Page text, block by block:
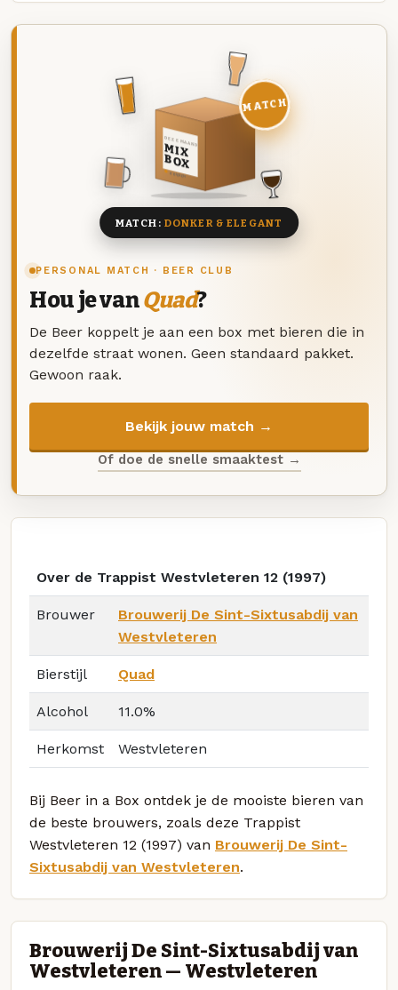
PERSONAL MATCH · BEER CLUB
Hou je vanQuad?
De Beer koppelt je aan een box met bieren die in
dezelfde straat wonen. Geen standaard pakket.
Gewoon raak.
Bekijk jouw match →
Of doe de snelle smaaktest →
DEZE MAAND
MIX
BOX
8 BIEREN
MATCH
MATCH: DONKER & ELEGANT
Over de Trappist Westvleteren 12 (1997)
Brouwer
Brouwerij De Sint-Sixtusabdij van
Westvleteren
Bierstijl Quad
Alcohol 11.0%
Herkomst Westvleteren
Bij Beer in a Box ontdek je de mooiste bieren van
de beste brouwers, zoals deze Trappist
Westvleteren 12 (1997) van Brouwerij De Sint-
Sixtusabdij van Westvleteren.
Brouwerij De Sint-Sixtusabdij van
Westvleteren — Westvleteren